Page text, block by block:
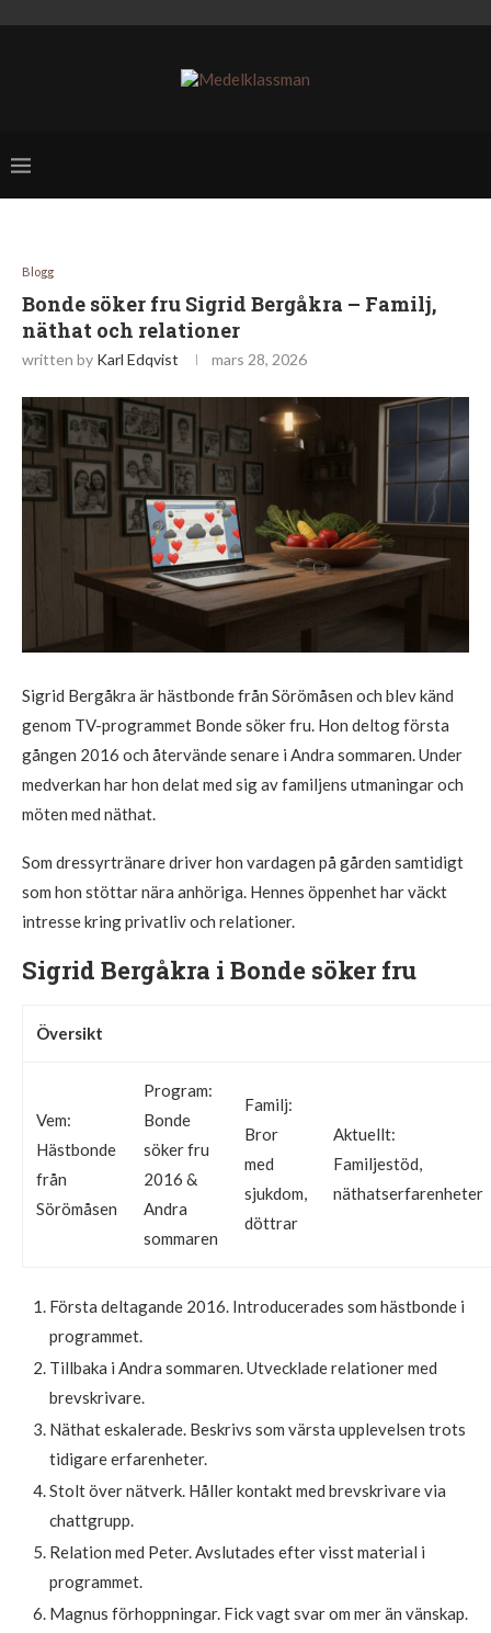
Blogg
Bonde söker fru Sigrid Bergåkra – Familj,
näthat och relationer
written by Karl Edqvist mars 28, 2026
Sigrid Bergåkra är hästbonde från Sörömåsen och blev känd
genom TV-programmet Bonde söker fru. Hon deltog första
gången 2016 och återvände senare i Andra sommaren. Under
medverkan har hon delat med sig av familjens utmaningar och
möten med näthat.
Som dressyrtränare driver hon vardagen på gården samtidigt
som hon stöttar nära anhöriga. Hennes öppenhet har väckt
intresse kring privatliv och relationer.
Sigrid Bergåkra i Bonde söker fru
Översikt
Vem:
Hästbonde
från
Sörömåsen
Program:
Bonde
söker fru
2016 &
Andra
sommaren
Familj:
Bror
med
sjukdom,
döttrar
Aktuellt:
Familjestöd,
näthatserfarenheter
Första deltagande 2016. Introducerades som hästbonde i
programmet.
Tillbaka i Andra sommaren. Utvecklade relationer med
brevskrivare.
Näthat eskalerade. Beskrivs som värsta upplevelsen trots
tidigare erfarenheter.
Stolt över nätverk. Håller kontakt med brevskrivare via
chattgrupp.
Relation med Peter. Avslutades efter visst material i
programmet.
Magnus förhoppningar. Fick vagt svar om mer än vänskap.